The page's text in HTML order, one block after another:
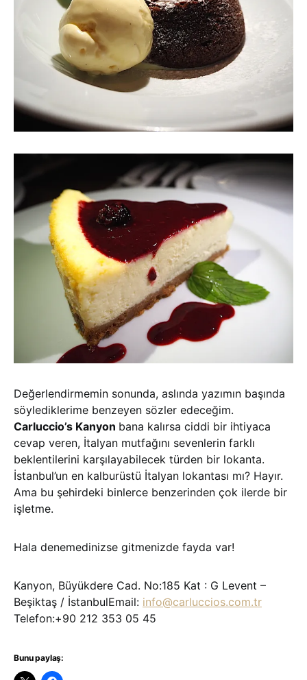
Değerlendirmemin sonunda, aslında yazımın başında
söylediklerime benzeyen sözler edeceğim.
Carluccio’s Kanyon bana kalırsa ciddi bir ihtiyaca
cevap veren, İtalyan mutfağını sevenlerin farklı
beklentilerini karşılayabilecek türden bir lokanta.
İstanbul’un en kalburüstü İtalyan lokantası mı? Hayır.
Ama bu şehirdeki binlerce benzerinden çok ilerde bir
işletme.
Hala denemedinizse gitmenizde fayda var!
Kanyon, Büyükdere Cad. No:185 Kat : G Levent –
Beşiktaş / İstanbulEmail: info@carluccios.com.tr
Telefon:+90 212 353 05 45
Bunu paylaş: